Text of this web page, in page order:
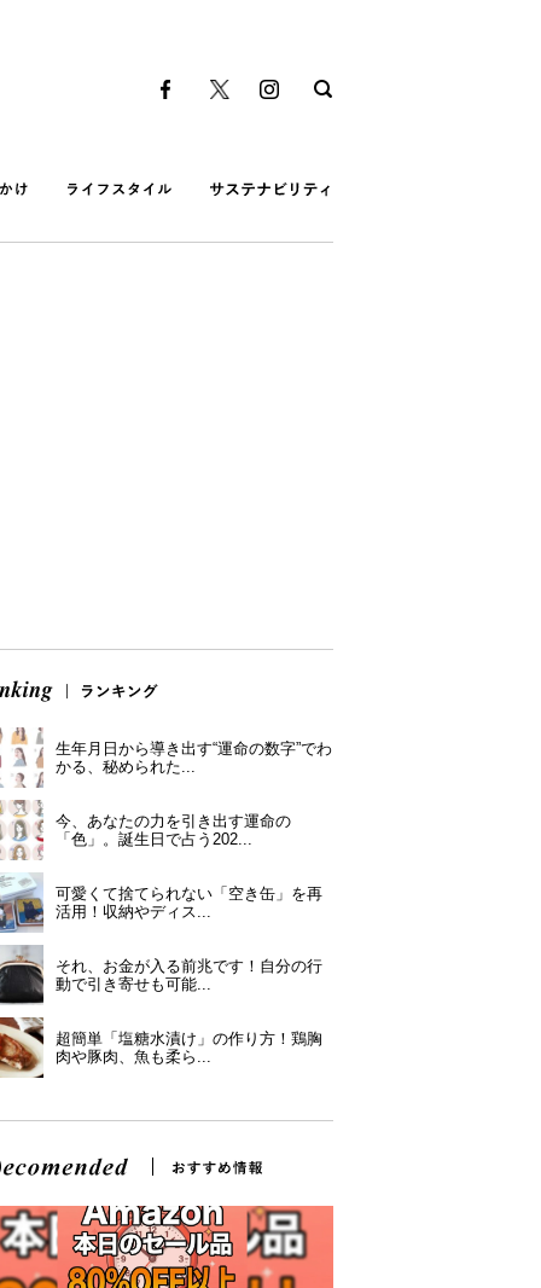
生年月日から導き出す“運命の数字”でわ
かる、秘められた...
今、あなたの力を引き出す運命の
「色」。誕生日で占う202...
可愛くて捨てられない「空き缶」を再
活用！収納やディス...
それ、お金が入る前兆です！自分の行
動で引き寄せも可能...
超簡単「塩糖水漬け」の作り方！鶏胸
肉や豚肉、魚も柔ら...